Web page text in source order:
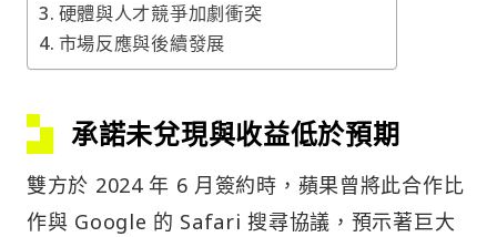
硬體與人才競爭加劇衝突
市場反應與後續發展
承諾未兌現與收益低於預期
雙方於 2024 年 6 月簽約時，蘋果曾將此合作比
作與 Google 的 Safari 搜尋協議，預示著巨大